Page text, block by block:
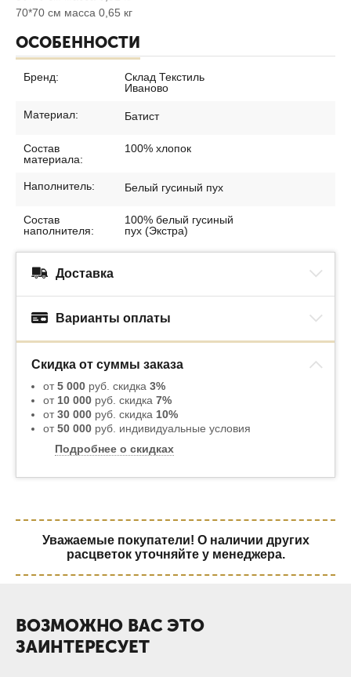
70*70 см масса 0,65 кг
ОСОБЕННОСТИ
Бренд:
Склад Текстиль
Иваново
Материал: Батист
Состав
материала:
100% хлопок
Наполнитель: Белый гусиный пух
Состав
наполнителя:
100% белый гусиный
пух (Экстра)
Доставка
Варианты оплаты
Скидка от суммы заказа
от5 000 руб. скидка 3%
от 10 000 руб. скидка 7%
от30 000 руб. скидка 10%
от50 000 руб. индивидуальные условия
Подробнее о скидках
Уважаемые покупатели! О наличии других
расцветок уточняйте у менеджера.
ВОЗМОЖНО ВАС ЭТО
ЗАИНТЕРЕСУЕТ